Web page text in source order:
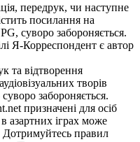
передрук, чи наступне
посилання на
суворо забороняється.
Я-Корреспондент є автор
та відтворення
творів
забороняється.
призначені для осіб
азартних іграх може
Дотримуйтесь правил